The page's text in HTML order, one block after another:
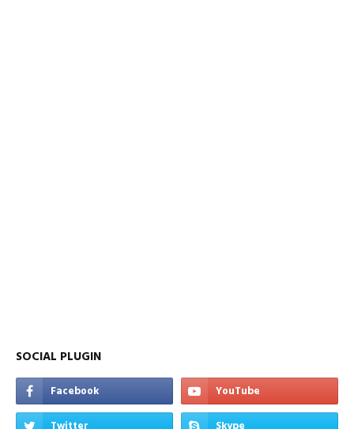
SOCIAL PLUGIN